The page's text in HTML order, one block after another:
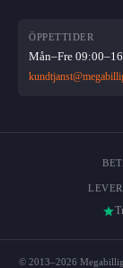
ÖPPETTIDER
Mån–Fre
© 2013–2026